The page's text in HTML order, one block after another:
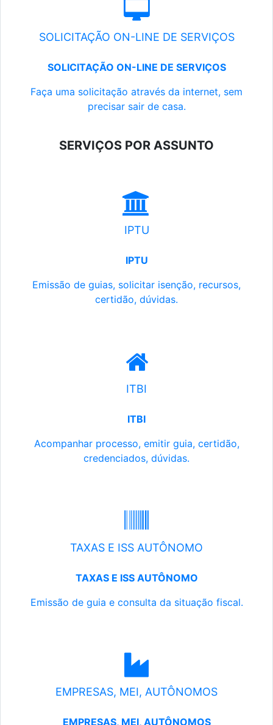
SOLICITAÇÃO ON-LINE DE SERVIÇOS
SOLICITAÇÃO ON-LINE DE SERVIÇOS
Faça uma solicitação através da internet, sem
precisar sair de casa.
SERVIÇOS POR ASSUNTO
IPTU
IPTU
Emissão de guias, solicitar isenção, recursos,
certidão, dúvidas.
ITBI
ITBI
Acompanhar processo, emitir guia, certidão,
credenciados, dúvidas.
TAXAS E ISS AUTÔNOMO
TAXAS E ISS AUTÔNOMO
Emissão de guia e consulta da situação fiscal.
EMPRESAS, MEI, AUTÔNOMOS
EMPRESAS, MEI, AUTÔNOMOS